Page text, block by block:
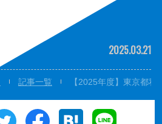
2025.03.21
記事一覧 【2025年度】東京都